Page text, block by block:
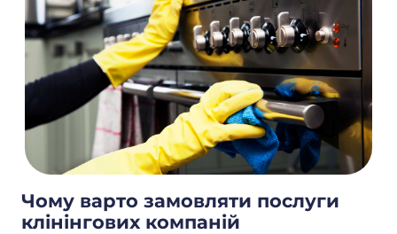
Чому варто замовляти послуги
клінінгових компаній